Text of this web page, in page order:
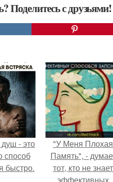
Поделитесь с друзьями!
- это
способ
быстро.
"У Меня Плохая
Память", -
тот, кто не знает